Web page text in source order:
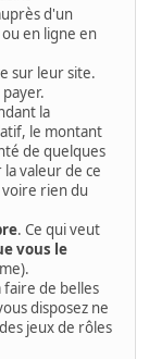
d'un
en ligne en
sur leur site.
la
le montant
de quelques
valeur de ce
rien du
. Ce qui veut
vous le
de belles
disposez ne
jeux de rôles